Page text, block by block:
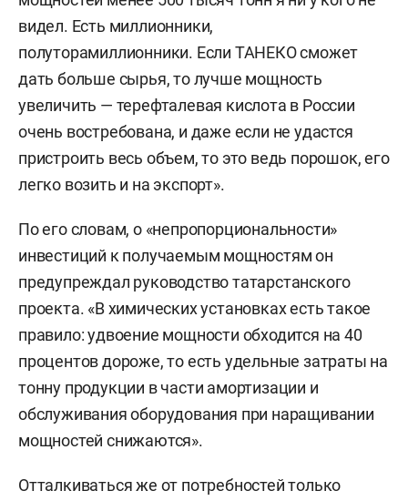
видел. Есть миллионники,
полуторамиллионники. Если ТАНЕКО сможет
дать больше сырья, то лучше мощность
увеличить — терефталевая кислота в России
очень востребована, и даже если не удастся
пристроить весь объем, то это ведь порошок, его
легко возить и на экспорт».
По его словам, о «непропорциональности»
инвестиций к получаемым мощностям он
предупреждал руководство татарстанского
проекта. «В химических установках есть такое
правило: удвоение мощности обходится на 40
процентов дороже, то есть удельные затраты на
тонну продукции в части амортизации и
обслуживания оборудования при наращивании
мощностей снижаются».
Отталкиваться же от потребностей только